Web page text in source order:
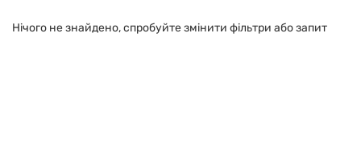
Нічого не знайдено, спробуйте змінити фільтри або запит